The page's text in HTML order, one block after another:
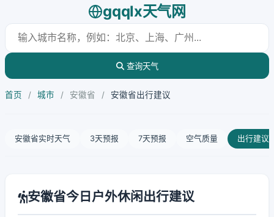
gqqlx天气网
查询天气
首页 / 城市 / 安徽省 / 安徽省出行建议
安徽省实时天气 3天预报 7天预报 空气质量 出行建议
安徽省今日户外休闲出行建议